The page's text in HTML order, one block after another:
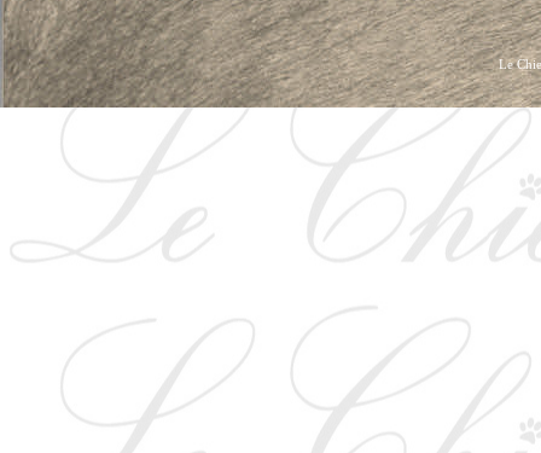
Le
HUNDKLÄDER, HUNDVÄSKOR, HUNDACCESSOARER, HUND KLÄDER,